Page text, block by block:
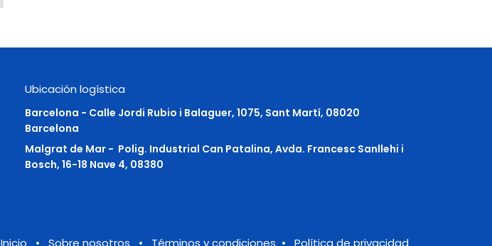
Ubicación logística
Barcelona - Calle Jordi Rubio i Balaguer, 1075, Sant Martí, 08020
Barcelona
Malgrat de Mar - Polig. Industrial Can Patalina, Avda. Francesc Sanllehi i
Bosch, 16-18 Nave 4, 08380
Inicio • Sobre nosotros • Términos y condiciones • Política de privacidad